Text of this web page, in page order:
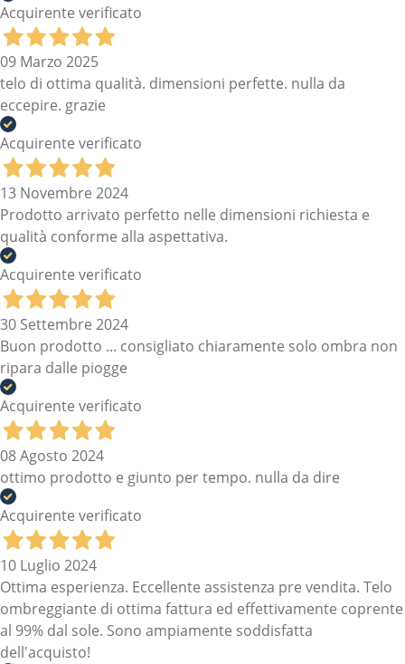
Acquirente verificato
09 Marzo 2025
telo di ottima qualità. dimensioni perfette. nulla da
eccepire. grazie
Acquirente verificato
13 Novembre 2024
Prodotto arrivato perfetto nelle dimensioni richiesta e
qualità conforme alla aspettativa.
Acquirente verificato
30 Settembre 2024
Buon prodotto ... consigliato chiaramente solo ombra non
ripara dalle piogge
Acquirente verificato
08 Agosto 2024
ottimo prodotto e giunto per tempo. nulla da dire
Acquirente verificato
10 Luglio 2024
Ottima esperienza. Eccellente assistenza pre vendita. Telo
ombreggiante di ottima fattura ed effettivamente coprente
al 99% dal sole. Sono ampiamente soddisfatta
dell'acquisto!